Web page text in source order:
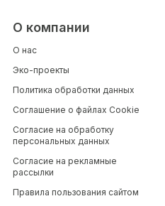
О компании
О нас
Эко-проекты
Политика обработки данных
Соглашение о файлах Cookie
Согласие на обработку
персональных данных
Согласие на рекламные
рассылки
Правила пользования сайтом